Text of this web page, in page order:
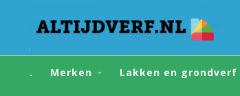
. Merken Lakken en grondverf